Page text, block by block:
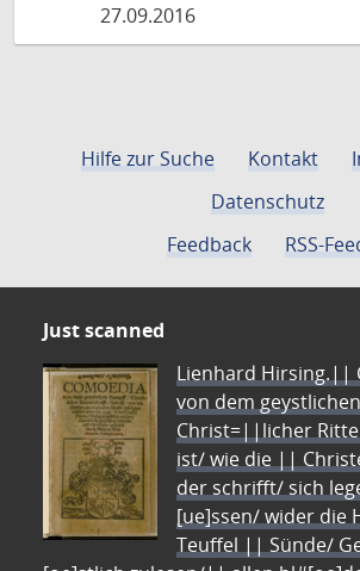
27.09.2016
Hilfe zur Suche Kontakt
Datenschutz
Feedback
RSS-
Just scanned
Lienhard Hirsing.||
von dem
Christ=||licher
ist/ wie die ||
der schrifft/ sich
[ue]ssen/ wider die
Teuffel || Sünde/